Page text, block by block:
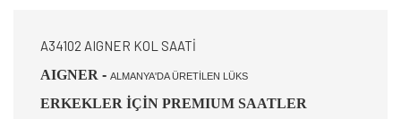
A34102 AIGNER KOL SAATİ
AIGNER - ALMANYA'DA ÜRETİLEN LÜKS
ERKEKLER İÇİN PREMIUM SAATLER